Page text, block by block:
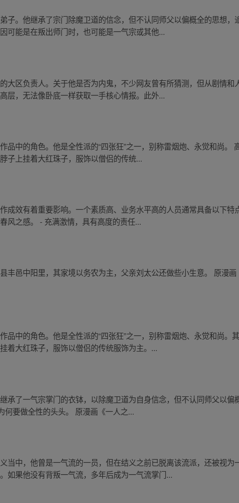
子。他继承了宗门除魔卫道的信念，但不认同师父以偏概全的思想
可能是在叛出师门时，也可能是一气宗或其他...
大区负责人。关于他是否为内鬼，不少网友曾有所猜测，但从剧情
层，无法像卧底一样获取一手核心情报。此外...
品中的角色。他是全性派的“四张狂”之一，别称雷烟炮、永觉和尚。
子上挂着大红珠子，服饰以僧侣的传统...
成效有着重要影响。一个素质高、业务水平高的人员通常具备以下
风之感。 - 充满激情，具有高度的责任...
丰邑中阳里，其家境以务农为主，父亲刘太公还做些小生意。 原漫
品中的角色。他是全性派的“四张狂”之一，别称雷烟炮、永觉和尚。
着大红珠子，服饰以僧侣的传统服饰为主。...
承了一气宗掌门的衣钵，以除魔卫道为自身信念，但不认同师父以
何要做全性的头头。 原漫画《一人之...
当中，他曾是一气流的一员，但在结义之前已脱离该流派，还被视
如果他没有背叛一气流，多年后成为一气流掌门...